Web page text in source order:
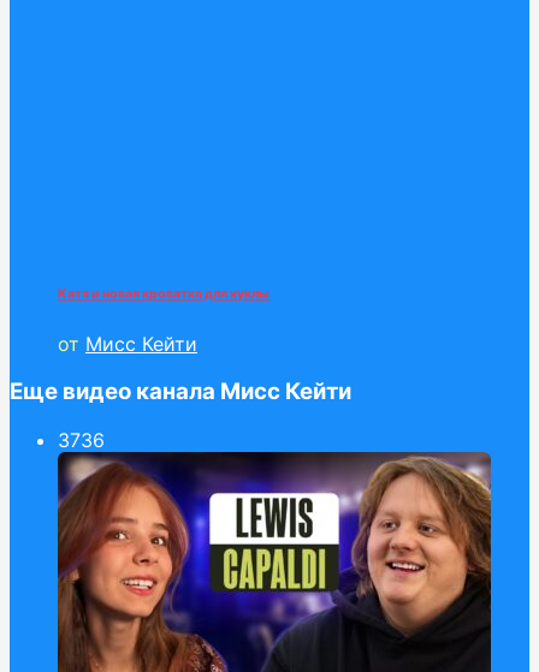
Катя и новая кроватка для куклы
от Мисс Кейти
Еще видео канала Мисс Кейти
3736